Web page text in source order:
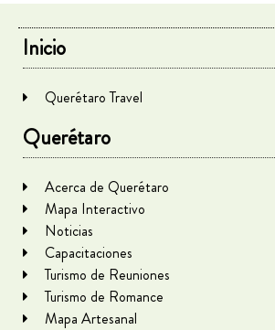
Inicio
Querétaro Travel
Querétaro
Acerca de Querétaro
Mapa Interactivo
Noticias
Capacitaciones
Turismo de Reuniones
Turismo de Romance
Mapa Artesanal